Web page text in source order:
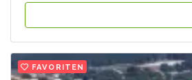
FAVORITEN